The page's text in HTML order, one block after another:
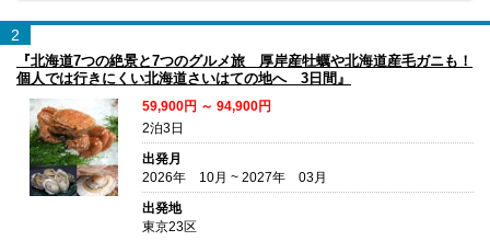
2
『北海道7つの絶景と7つのグルメ旅 厚岸産牡蠣や北海道産毛ガニも！
個人では行きにくい北海道さいはての地へ 3日間』
59,900円 ～ 94,900円
2泊3日
出発月
2026年 10月 ~ 2027年 03月
出発地
東京23区